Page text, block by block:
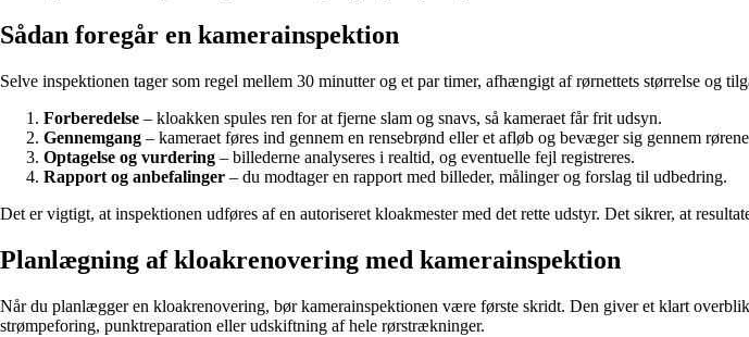
Sådan foregår en kamerainspektion
Selve inspektionen tager som regel mellem 30 minutter og et par timer, afhængigt af rørnettets størrelse og
Forberedelse – kloakken spules ren for at fjerne slam og snavs, så kameraet får frit udsyn.
Gennemgang – kameraet føres ind gennem en rensebrønd eller et afløb og bevæger sig gennem
Optagelse og vurdering – billederne analyseres i realtid, og eventuelle fejl registreres.
Rapport og anbefalinger – du modtager en rapport med billeder, målinger og forslag til udbedring.
Det er vigtigt, at inspektionen udføres af en autoriseret kloakmester med det rette udstyr. Det sikrer, at
Planlægning af kloakrenovering med kamerainspektion
Når du planlægger en kloakrenovering, bør kamerainspektionen være første skridt. Den giver et klart
strømpeforing, punktreparation eller udskiftning af hele rørstrækninger.